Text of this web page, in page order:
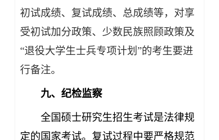
初试成绩、复试成绩、总成绩等，对享
受初试加分政策、少数民族照顾政策及
“退役大学生士兵专项计划”的考生要进
行备注。
九、纪检监察
全国硕士研究生招生考试是法律规
定的国家考试。复试过程中要严格规范